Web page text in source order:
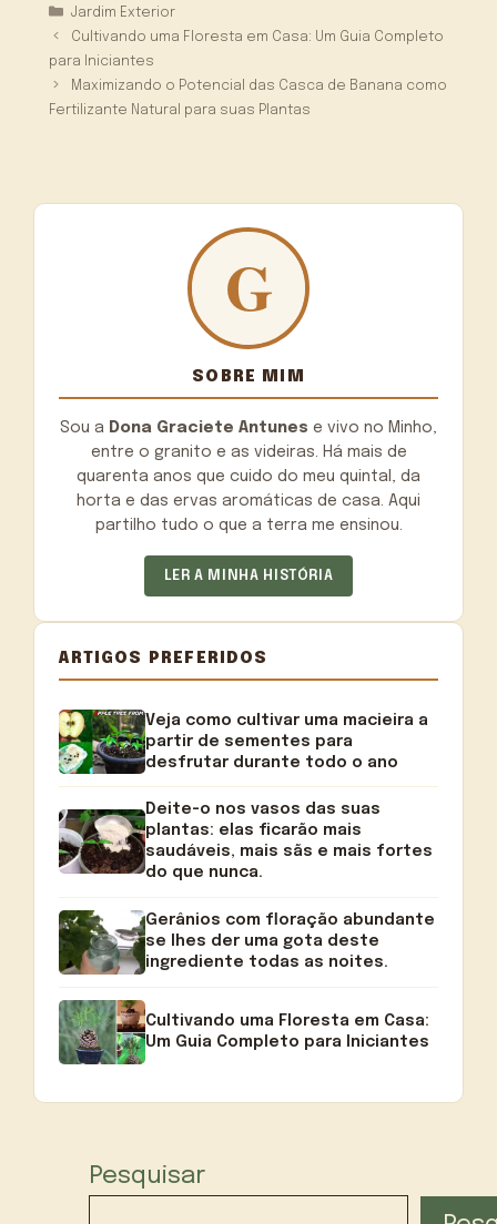
Categorias
Jardim Exterior
Cultivando uma Floresta em Casa: Um Guia Completo
para Iniciantes
Maximizando o Potencial das Casca de Banana como
Fertilizante Natural para suas Plantas
SOBRE MIM
Sou a Dona Graciete Antunes e vivo no Minho,
entre o granito e as videiras. Há mais de
quarenta anos que cuido do meu quintal, da
horta e das ervas aromáticas de casa. Aqui
partilho tudo o que a terra me ensinou.
LER A MINHA HISTÓRIA
ARTIGOS PREFERIDOS
Veja como cultivar uma macieira a
partir de sementes para
desfrutar durante todo o ano
Deite-o nos vasos das suas
plantas: elas ficarão mais
saudáveis, mais sãs e mais fortes
do que nunca.
Gerânios com floração abundante
se lhes der uma gota deste
ingrediente todas as noites.
Cultivando uma Floresta em Casa:
Um Guia Completo para Iniciantes
Pesquisar